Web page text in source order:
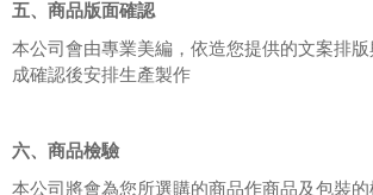
五、商品版面確認
本公司會由專業美編，依造您提供的文案排
成確認後安排生產製作
六、商品檢驗
本公司將會為您所選購的商品作商品及包裝